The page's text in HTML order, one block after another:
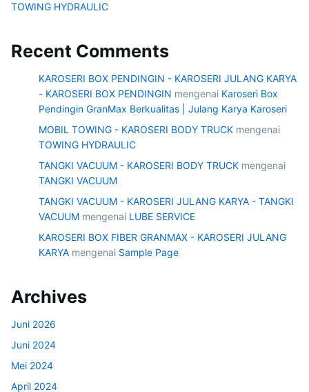
TOWING HYDRAULIC
Recent Comments
KAROSERI BOX PENDINGIN - KAROSERI JULANG KARYA
- KAROSERI BOX PENDINGIN mengenai Karoseri Box
Pendingin GranMax Berkualitas | Julang Karya Karoseri
MOBIL TOWING - KAROSERI BODY TRUCK mengenai
TOWING HYDRAULIC
TANGKI VACUUM - KAROSERI BODY TRUCK mengenai
TANGKI VACUUM
TANGKI VACUUM - KAROSERI JULANG KARYA - TANGKI
VACUUM mengenai LUBE SERVICE
KAROSERI BOX FIBER GRANMAX - KAROSERI JULANG
KARYA mengenai Sample Page
Archives
Juni 2026
Juni 2024
Mei 2024
April 2024